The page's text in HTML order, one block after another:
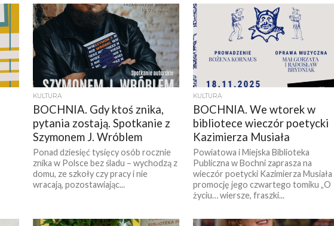
KULTURA
BOCHNIA. Gdy ktoś znika,
pytania zostają. Spotkanie z
Szymonem J. Wróblem
Ponad dziesięć tysięcy osób rocznie
znika w Polsce bez śladu – wychodzą z
domu, ze szkoły czy pracy i nie
wracają, pozostawiając...
KULTURA
BOCHNIA. We wtorek w
bibliotece wieczór poetycki
Kazimierza Musiała
Powiatowa i Miejska Biblioteka
Publiczna w Bochni zaprasza na
wieczór poetycki Kazimierza Musiała
promocję jego czwartego tomiku „O
życiu… wiersze, fraszki...